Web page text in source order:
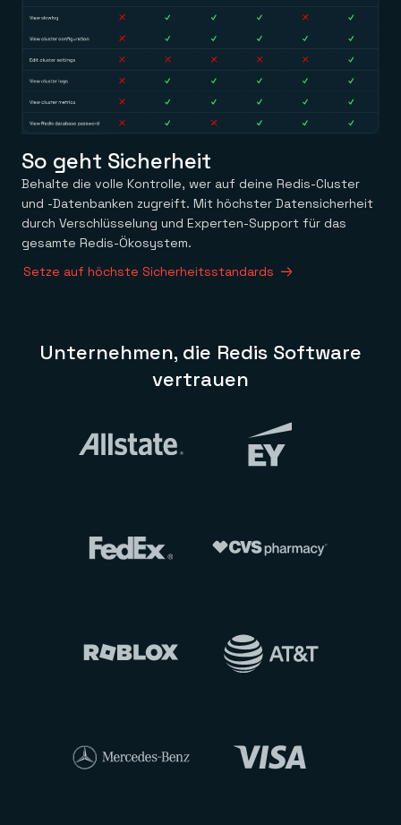
So geht Sicherheit
Behalte die volle Kontrolle, wer auf deine Redis-Cluster
und -Datenbanken zugreift. Mit höchster Datensicherheit
durch Verschlüsselung und Experten-Support für das
gesamte Redis-Ökosystem.
Setze auf höchste Sicherheitsstandards
Unternehmen, die Redis Software
vertrauen